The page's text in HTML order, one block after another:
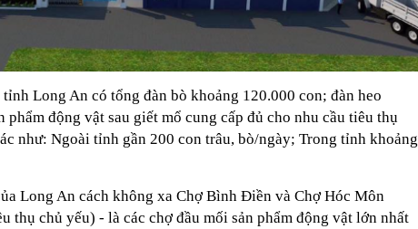
Long An có tổng đàn bò khoảng 120.000 con; đàn heo
động vật sau giết mổ cung cấp đủ cho nhu cầu tiêu thụ
như: Ngoài tỉnh gần 200 con trâu, bò/ngày; Trong tỉnh khoảng
Long An cách không xa Chợ Bình Điền và Chợ Hóc Môn
thụ chủ yếu) - là các chợ đầu mối sản phẩm động vật lớn nhất